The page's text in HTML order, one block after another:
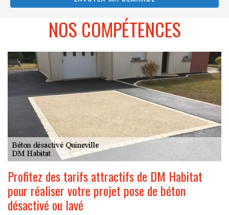
NOS COMPÉTENCES
Profitez des tarifs attractifs de DM Habitat
pour réaliser votre projet pose de béton
désactivé ou lavé